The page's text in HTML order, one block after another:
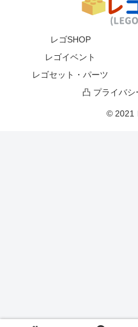
レゴSHOP
レゴイベント
レゴセット・パーツ
凸 プライバ
© 2021